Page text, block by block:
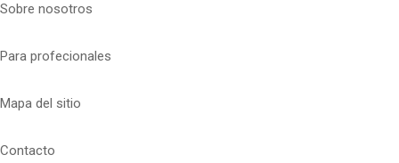
Sobre nosotros
Para profecionales
Mapa del sitio
Contacto